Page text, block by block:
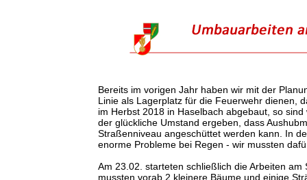
Bereits im vorigen Jahr haben wir mit der
Linie als Lagerplatz für die Feuerwehr dienen,
im Herbst 2018 in Haselbach abgebaut, so
der glückliche Umstand ergeben, dass
Straßenniveau angeschüttet werden kann. In
enorme Probleme bei Regen - wir mussten
Am 23.02. starteten schließlich die Arbeiten
mussten vorab 2 kleinere Bäume und einige